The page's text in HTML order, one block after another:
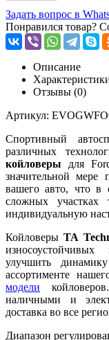
Задать вопрос в
Понравился товар?
Описание
Отзывы (0)
Артикул:
Спортивный
различных
койловеры для
значительной мере
вашего авто, что в
сложных участках
индивидуальную
КойловерыTA
улучшить
ассортименте
модели
наличными и
доставка во все
Диапазон